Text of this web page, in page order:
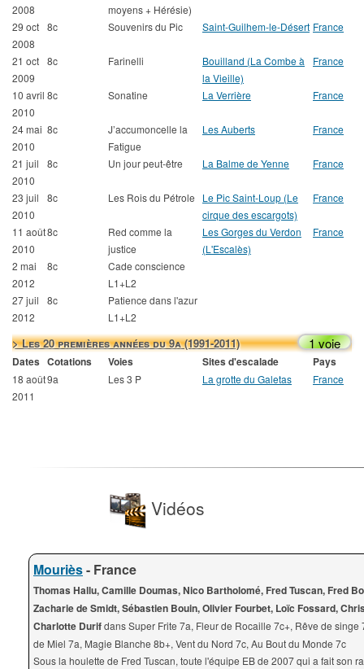
2008
moyens + Hérésie)
29 oct
2008
8c Souvenirs du Pic Saint-Guilhem-le-Désert France
21 oct
2009
8c Farinelli
Bouilland (La Combe à
la Vieille)
France
10 avril
2010
8c Sonatine La Verrière France
24 mai
2010
8c
J’accumoncelle la
Fatigue
Les Auberts France
21 juil
2010
8c Un jour peut-être La Balme de Yenne France
23 juil
2010
8c Les Rois du Pétrole
Le Pic Saint-Loup (Le
cirque des escargots)
France
11 août
2010
8c
Red comme la
justice
Les Gorges du Verdon
(L'Escalès)
France
2 mai
2012
8c
Cade conscience
L1+L2
27 juil
2012
8c
Patience dans l'azur
L1+L2
> Les 20 premières années du 9a (1991-2011) 1 voie
Dates Cotations Voies Sites d'escalade Pays
18 août
2011
9a Les 3 P La grotte du Galetas France
Vidéos
Mouriès- France
Thomas Hallu, Camille Doumas, Nico Bartholomé, Fred Tuscan, Fred
Zacharie de Smidt, Sébastien Bouin, Olivier Fourbet, Loïc Fossard,
Charlotte Durifdans Super Frite 7a, Fleur de Rocaille 7c+, Rêve de singe
de Miel 7a, Magie Blanche 8b+, Vent du Nord 7c, Au Bout du Monde 7c
Sous la houlette de Fred Tuscan, toute l'équipe EB de 2007 qui a fait son